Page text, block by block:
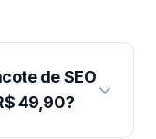
de SEO
49,90?